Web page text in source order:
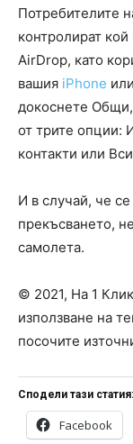
Потребителите
контролират
AirDrop, като
вашия iPhone
докоснете
от трите опции:
контакти или
И в случай, че
прекъсването,
самолета.
© 2021, На 1
използване на
посочите
Сподели тази статия:
Facebook